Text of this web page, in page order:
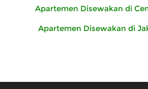
Apartemen Disewakan di
Apartemen Disewakan di